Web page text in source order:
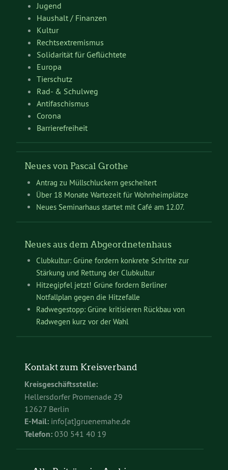
Jugend
Haushalt / Finanzen
Kultur
Rechtsextremismus
Solidarität für Geflüchtete
Europa
Tierschutz
Rad- & Schulweg
Antifaschismus
Corona
Barrierefreiheit
Neues von Pascal Grothe
Antrag zu Müllschluckern gescheitert
Über 18 Monate Wartezeit für Wohnheimplätze
Neues Seminarhaus startet mit Café am 12.07.
Neues aus dem Abgeordnetenhaus
Clubkultur: Grüne fordern konkrete Schritte zur
Stärkung und Rettung der Clubkultur
Hitzegipfel jetzt! Grüne fordern Berliner
Notfallplan gegen die Hitzefalle
Radwegestopp: Grüne kritisieren Rückbau von
Radwegen kurz vor der Wahl
Kontakt zum Kreisverband
Kreisgeschäftsstelle:
Hellersdorfer Promenade 29
12627 Berlin
E-Mail: info[at]gruenemahe.de
Telefon: 030 541 40 19